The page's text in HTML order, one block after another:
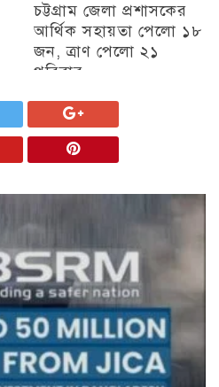
চট্টগ্রাম জেলা প্রশাসকের
আর্থিক সহায়তা পেলো ১৮
জন, ত্রাণ পেলো ২১
পরিবার
চট্টগ্রাম